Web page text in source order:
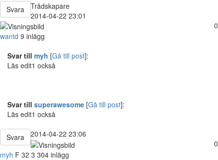
Svara
Trådskapare
2014-04-22 23:01
0
wantd 9 inlägg
Svar till myh [Gå till post]:
Läs edit1 också
Svar till superawesome [Gå till post]:
Läs edit1 också
Svara
2014-04-22 23:06
0
myh F 32 3 304 inlägg